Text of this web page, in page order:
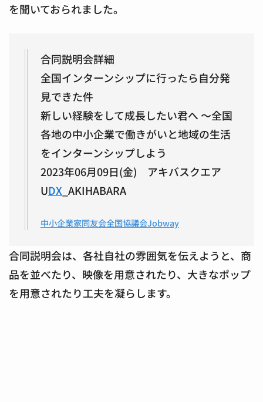
を聞いておられました。
合同説明会詳細
全国インターンシップに行ったら自分発
見できた件
新しい経験をして成長したい君へ ～全国
各地の中小企業で働きがいと地域の生活
をインターンシップしよう
2023年06月09日(金) アキバスクエア
UDX_AKIHABARA
中小企業家同友会全国協議会Jobway
合同説明会は、各社自社の雰囲気を伝えようと、商
品を並べたり、映像を用意されたり、大きなポップ
を用意されたり工夫を凝らします。